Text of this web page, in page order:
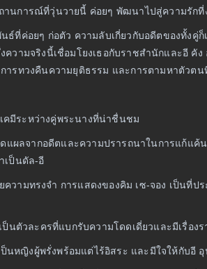
นการณ์ที่วุ่นวายนี้ ค่อยๆ พัฒนาไปสู่ความรักที่
ที่ค่อยๆ ก่อตัว ความลับเกี่ยวกับอดีตของทั้งคู่
ามจริงนี้เชื่อมโยงเธอกับราชสำนักและอี คัง
ารทวงคืนความยุติธรรม และการตามหาตัวตน
คมีระหว่างคู่พระนางที่น่าชื่นชม
ผลจากอดีตและความปรารถนาในการแก้แ
เป็นดัล-อี
วามทรงจำ การแสดงของคิม เซ-จอง เป็นที่
ตัวละครที่แบกรับความโดดเดี่ยวและมีเรื่องร
นหญิงผู้พรั่งพร้อมแต่ไร้อิสระ และมีใจให้กับอี อุ